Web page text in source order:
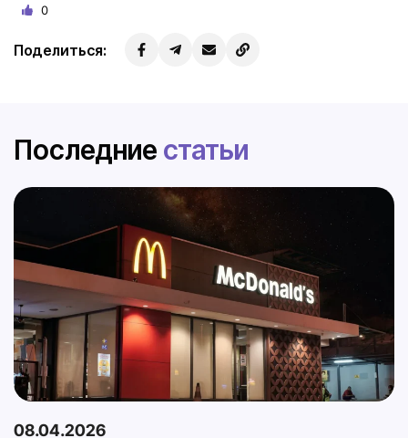
0
Поделиться:
Последние статьи
08.04.2026